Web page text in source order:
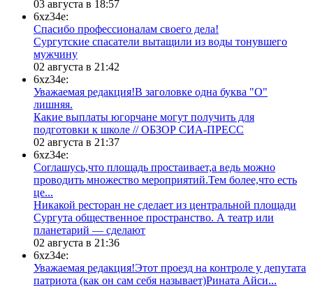
03 августа в 18:57
6xz34e:
Спасибо профессионалам своего дела!
Сургутские спасатели вытащили из воды тонувшего
мужчину
02 августа в 21:42
6xz34e:
Уважаемая редакция!В заголовке одна буква "О"
лишняя.
Какие выплаты югорчане могут получить для
подготовки к школе // ОБЗОР СИА-ПРЕСС
02 августа в 21:37
6xz34e:
Соглашусь,что площадь простаивает,а ведь можно
проводить множество мероприятий.Тем более,что есть
це...
​Никакой ресторан не сделает из центральной площади
Сургута общественное пространство. А театр или
планетарий — сделают
02 августа в 21:36
6xz34e:
Уважаемая редакция!Этот проезд на контроле у депутата
патриота (как он сам себя называет)Рината Айси...